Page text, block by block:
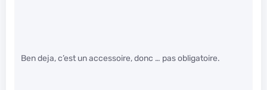
Ben deja, c’est un accessoire, donc … pas obligatoire.